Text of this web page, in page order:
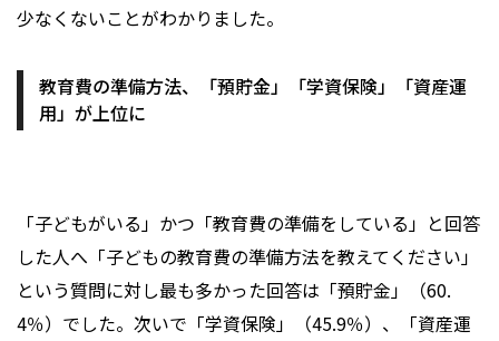
少なくないことがわかりました。
教育費の準備方法、「預貯金」「学資保険」「資産運
用」が上位に
「子どもがいる」かつ「教育費の準備をしている」と回答
した人へ「子どもの教育費の準備方法を教えてください」
という質問に対し最も多かった回答は「預貯金」（60.
4％）でした。次いで「学資保険」（45.9％）、「資産運